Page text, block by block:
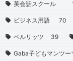
英会話スクール
ビジネス用語 70
ベルリッツ 39
Gaba子どもマンツー